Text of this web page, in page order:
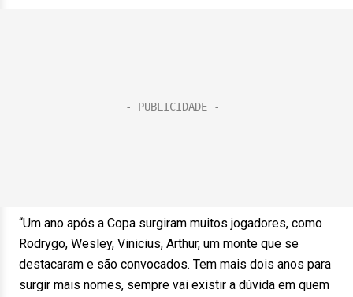
“Um ano após a Copa surgiram muitos jogadores, como
Rodrygo, Wesley, Vinicius, Arthur, um monte que se
destacaram e são convocados. Tem mais dois anos para
surgir mais nomes, sempre vai existir a dúvida em quem